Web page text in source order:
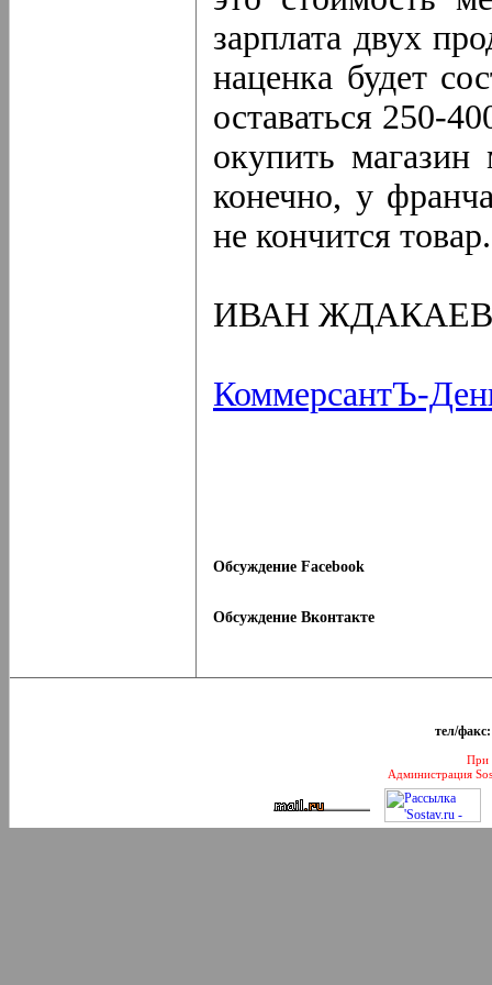
зарплата двух
наценка будет
оставаться 250-
окупить
конечно, у
не кончится товар.
ИВАН ЖДАКАЕВ
КоммерсантЪ-
Обсуждение Facebook
Обсуждение Вконтакте
тел/факс:
При
Администрация